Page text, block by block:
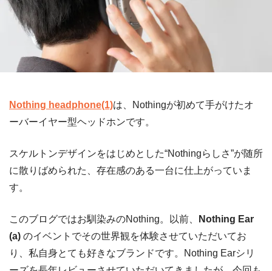
Nothing headphone(1)は、Nothingが初めて手がけたオ
ーバーイヤー型ヘッドホンです。
スケルトンデザインをはじめとした“Nothingらしさ”が随所
に散りばめられた、存在感のある一台に仕上がっていま
す。
このブログではお馴染みのNothing。以前、
Nothing Ear
(a) のイベントでその世界観を体験させていただいてお
り、私自身とても好きなブランドです。Nothing Earシリ